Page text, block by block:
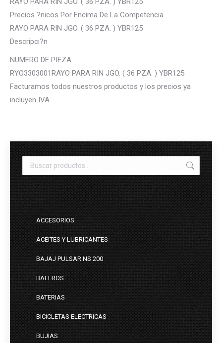
Precios ?nicos Por Encima De La Competencia
RAYO PARA RIN JGO. ( 36 PZA. ) YBR125
Descripci?n
NUMERO DE PIEZA
RYO3303001RAYO PARA RIN JGO. ( 36 PZA. ) YBR125
Facturamos todos nuestros productos y los precios ya
incluyen IVA.
ACCESORIOS
ACEITES Y LUBRICANTES
BAJAJ PULSAR NS 200
BALEROS
BATERIAS
BICICLETAS ELECTRICAS
BUJIAS